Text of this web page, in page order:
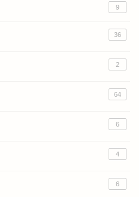
9
36
2
64
6
4
6